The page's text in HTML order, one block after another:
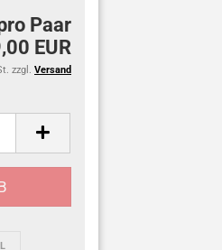
Paar
EUR
zzgl. Versand